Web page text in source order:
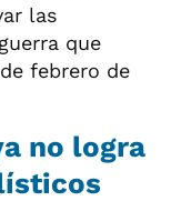
las
que
febrero de
no logra